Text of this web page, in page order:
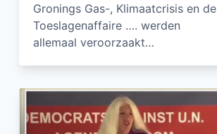
Gronings Gas-, Klimaatcrisis en de
Toeslagenaffaire …. werden
allemaal veroorzaakt…